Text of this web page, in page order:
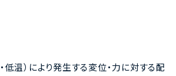
低温）により発生する変位・力に対する配